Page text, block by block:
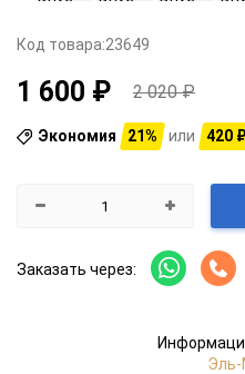
Код товара:23649
1 600 ₽ 2 020 ₽
Экономия 21% или 420 ₽
Заказать через: